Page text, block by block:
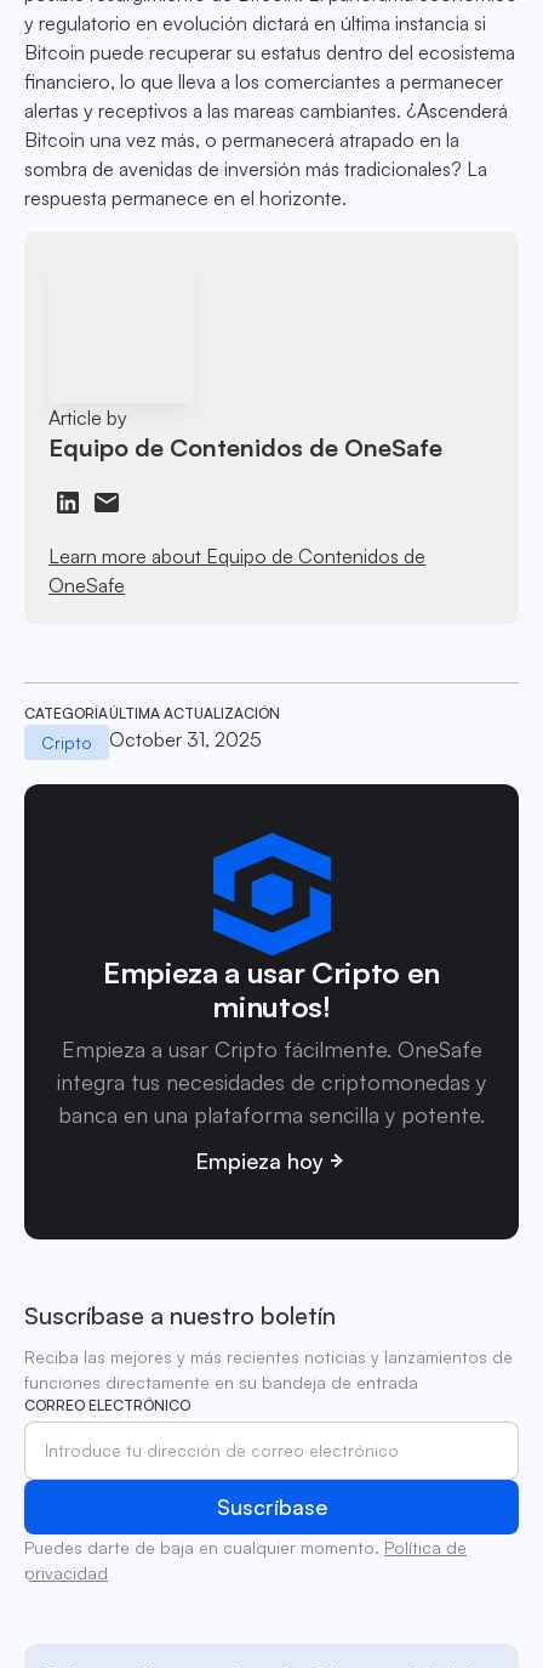
y regulatorio en evolución dictará en última instancia si
Bitcoin puede recuperar su estatus dentro del ecosistema
financiero, lo que lleva a los comerciantes a permanecer
alertas y receptivos a las mareas cambiantes. ¿Ascenderá
Bitcoin una vez más, o permanecerá atrapado en la
sombra de avenidas de inversión más tradicionales? La
respuesta permanece en el horizonte.
Article by
Equipo de Contenidos de OneSafe
Learn more about Equipo de Contenidos de
OneSafe
CATEGORÍA
Cripto
ÚLTIMA ACTUALIZACIÓN
October 31, 2025
Empieza a usar Cripto en
minutos!
Empieza a usar Cripto fácilmente. OneSafe
integra tus necesidades de criptomonedas y
banca en una plataforma sencilla y potente.
Empieza hoy
Suscríbase a nuestro boletín
Reciba las mejores y más recientes noticias y lanzamientos de
funciones directamente en su bandeja de entrada
CORREO ELECTRÓNICO
Puedes darte de baja en cualquier momento. Política de
privacidad